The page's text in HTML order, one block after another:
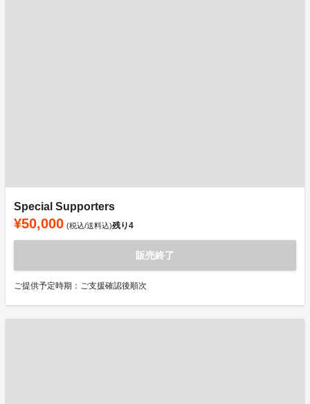
Special Supporters
¥50,000 (税込/送料込)残り4
販売終了
ご提供予定時期：ご支援確認後順次